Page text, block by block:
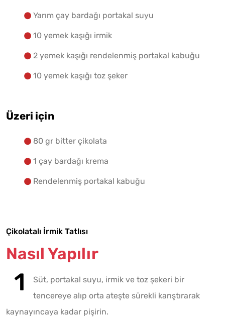
Yarım çay bardağı portakal suyu
10 yemek kaşığı irmik
2 yemek kaşığı rendelenmiş portakal kabuğu
10 yemek kaşığı toz şeker
Üzeri için
80 gr bitter çikolata
1 çay bardağı krema
Rendelenmiş portakal kabuğu
Çikolatalı İrmik Tatlısı
Nasıl Yapılır
Süt, portakal suyu, irmik ve toz şekeri bir
tencereye alıp orta ateşte sürekli karıştırarak
kaynayıncaya kadar pişirin.